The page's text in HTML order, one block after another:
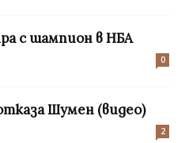
с шампион в НБА
0
Шумен (видео)
2